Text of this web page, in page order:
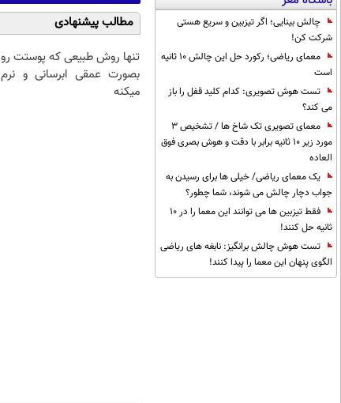
چالش بینایی؛ اگر تیزبین و سریع هستی
شرکت کن!
معمای ریاضی؛ رکورد حل این چالش 10 ثانیه
است
تست هوش تصویری: کدام کلید قفل را باز
می کند؟
معمای تصویری تک شاخ ها / تشخیص 3
مورد زیر 10 ثانیه برابر با دقت و هوش بصری فوق
العاده
یک معمای ریاضی/ خیلی ها برای رسیدن به
جواب دچار چالش می شوند، شما چطور؟
فقط تیزبین ها می توانند این معما را در 10
ثانیه حل کنند!
تست هوش چالش برانگیز: نابغه های ریاضی
الگوی پنهان این معما را پیدا کنند!
مطالب پیشنهادی
تنها روش طبیعی که پوستت رو
بصورت عمقی ابرسانی و نرم
میکنه